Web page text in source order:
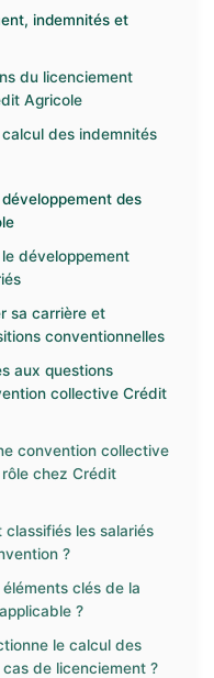
indemnités et
du licenciement
Agricole
des indemnités
des
développement
sa carrière et
conventionnelles
aux questions
collective Crédit
convention collective
chez Crédit
classifiés les salariés
?
clés de la
?
le calcul des
de licenciement ?